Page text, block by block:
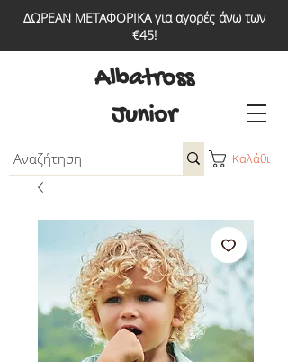
ΔΩΡΕΑΝ ΜΕΤΑΦΟΡΙΚΑ για αγορές άνω των
€45!
Καλάθι
Albatross
Junior